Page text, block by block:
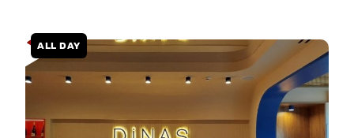
ALL DAY